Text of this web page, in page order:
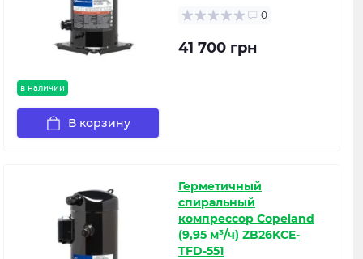
в наличии
0
41 700 грн
В корзину
Герметичный
спиральный
компрессор Copeland
(9,95 м³/ч) ZB26KCE-
TFD-551